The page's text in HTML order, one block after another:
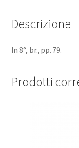
Descrizione
In 8°, br., pp. 79.
Prodotti